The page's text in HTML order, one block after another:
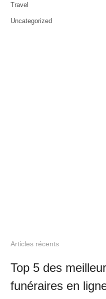
Travel
Uncategorized
Articles récents
Top 5 des
funéraires en